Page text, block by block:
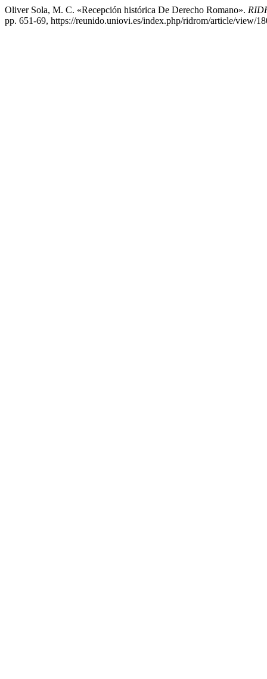
Oliver Sola, M. C. «Recepción histórica De Derecho Romano».
pp. 651-69, https://reunido.uniovi.es/index.php/ridrom/article/view/